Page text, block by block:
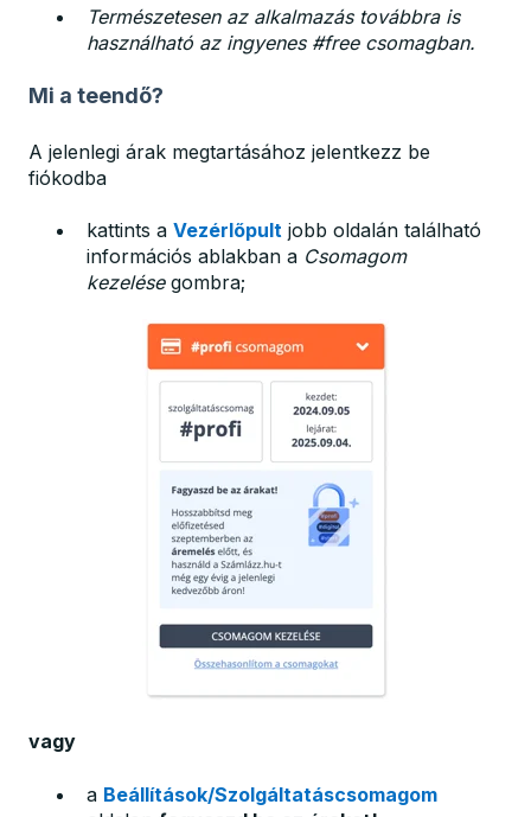
Természetesen az alkalmazás továbbra is
használható az ingyenes #free csomagban.
Mi a teendő?
A jelenlegi árak megtartásához jelentkezz be
fiókodba
kattints a Vezérlőpult jobb oldalán található
információs ablakban a Csomagom
kezelése gombra;
vagy
a Beállítások/Szolgáltatáscsomagom